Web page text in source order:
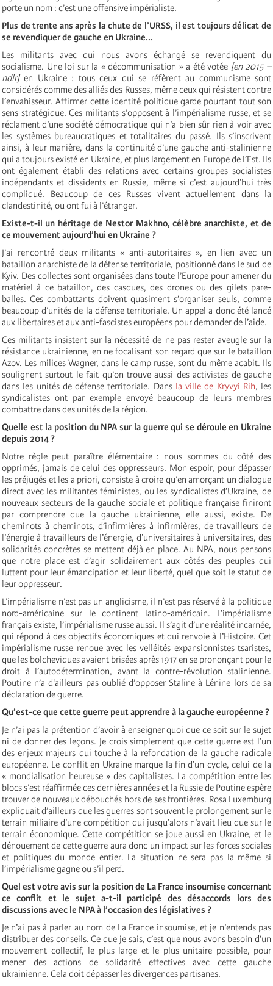
porte un nom : c’est une offensive impérialiste.
Plus de trente ans après la chute de l’URSS, il est toujours délicat de
se revendiquer de gauche en Ukraine...
Les militants avec qui nous avons échangé se revendiquent du
socialisme. Une loi sur la « décommunisation » a été votée [en 2015 –
ndlr]en Ukraine : tous ceux qui se réfèrent au communisme sont
considérés comme des alliés des Russes, même ceux qui résistent contre
l’envahisseur. Affirmer cette identité politique garde pourtant tout son
sens stratégique. Ces militants s’opposent à l’impérialisme russe, et se
réclament d’une société démocratique qui n’a bien sûr rien à voir avec
les systèmes bureaucratiques et totalitaires du passé. Ils s’inscrivent
ainsi, à leur manière, dans la continuité d’une gauche anti-stalinienne
qui a toujours existé en Ukraine, et plus largement en Europe de l’Est. Ils
ont également établi des relations avec certains groupes socialistes
indépendants et dissidents en Russie, même si c’est aujourd’hui très
compliqué. Beaucoup de ces Russes vivent actuellement dans la
clandestinité, ou ont fui à l’étranger.
Existe-t-il un héritage de Nestor Makhno, célèbre anarchiste, et de
ce mouvement aujourd’hui en Ukraine ?
J’ai rencontré deux militants « anti-autoritaires », en lien avec un
bataillon anarchiste de la défense territoriale, positionné dans le sud de
Kyiv. Des collectes sont organisées dans toute l’Europe pour amener du
matériel à ce bataillon, des casques, des drones ou des gilets pare-
balles. Ces combattants doivent quasiment s’organiser seuls, comme
beaucoup d’unités de la défense territoriale. Un appel a donc été lancé
aux libertaires et aux anti-fascistes européens pour demander de l’aide.
Ces militants insistent sur la nécessité de ne pas rester aveugle sur la
résistance ukrainienne, en ne focalisant son regard que sur le bataillon
Azov. Les milices Wagner, dans le camp russe, sont du même acabit. Ils
soulignent surtout le fait qu’on trouve aussi des activistes de gauche
dans les unités de défense territoriale. Dans la ville de Kryvyi Rih, les
syndicalistes ont par exemple envoyé beaucoup de leurs membres
combattre dans des unités de la région.
Quelle est la position du NPA sur la guerre qui se déroule en Ukraine
depuis 2014 ?
Notre règle peut paraître élémentaire : nous sommes du côté des
opprimés, jamais de celui des oppresseurs. Mon espoir, pour dépasser
les préjugés et les a priori, consiste à croire qu’en amorçant un dialogue
direct avec les militantes féministes, ou les syndicalistes d’Ukraine, de
nouveaux secteurs de la gauche sociale et politique française finiront
par comprendre que la gauche ukrainienne, elle aussi, existe. De
cheminots à cheminots, d’infirmières à infirmières, de travailleurs de
l’énergie à travailleurs de l’énergie, d’universitaires à universitaires, des
solidarités concrètes se mettent déjà en place. Au NPA, nous pensons
que notre place est d’agir solidairement aux côtés des peuples qui
luttent pour leur émancipation et leur liberté, quel que soit le statut de
leur oppresseur.
L’impérialisme n’est pas un anglicisme, il n’est pas réservé à la politique
nord-américaine sur le continent latino-américain. L’impérialisme
français existe, l’impérialisme russe aussi. Il s’agit d’une réalité incarnée,
qui répond à des objectifs économiques et qui renvoie à l’Histoire. Cet
impérialisme russe renoue avec les velléités expansionnistes tsaristes,
que les bolcheviques avaient brisées après 1917 en se prononçant pour le
droit à l’autodétermination, avant la contre-révolution stalinienne.
Poutine n’a d'ailleurs pas oublié d’opposer Staline à Lénine lors de sa
déclaration de guerre.
Qu’est-ce que cette guerre peut apprendre à la gauche européenne ?
Je n’ai pas la prétention d’avoir à enseigner quoi que ce soit sur le sujet
ni de donner des leçons. Je crois simplement que cette guerre est l’un
des enjeux majeurs qui touche à la refondation de la gauche radicale
européenne. Le conflit en Ukraine marque la fin d’un cycle, celui de la
« mondialisation heureuse » des capitalistes. La compétition entre les
blocs s’est réaffirmée ces dernières années et la Russie de Poutine espère
trouver de nouveaux débouchés hors de ses frontières. Rosa Luxemburg
expliquait d’ailleurs que les guerres sont souvent le prolongement sur le
terrain miliaire d’une compétition qui jusqu’alors n’avait lieu que sur le
terrain économique. Cette compétition se joue aussi en Ukraine, et le
dénouement de cette guerre aura donc un impact sur les forces sociales
et politiques du monde entier. La situation ne sera pas la même si
l’impérialisme gagne ou s’il perd.
Quel est votre avis sur la position de La France insoumise concernant
ce conflit et le sujet a-t-il participé des désaccords lors des
discussions avec le NPA à l’occasion des législatives ?
Je n’ai pas à parler au nom de La France insoumise, et je n’entends pas
distribuer des conseils. Ce que je sais, c’est que nous avons besoin d’un
mouvement collectif, le plus large et le plus unitaire possible, pour
mener des actions de solidarité effectives avec cette gauche
ukrainienne. Cela doit dépasser les divergences partisanes.